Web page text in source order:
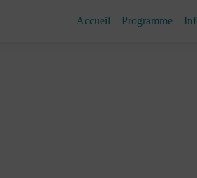
Accueil Programme